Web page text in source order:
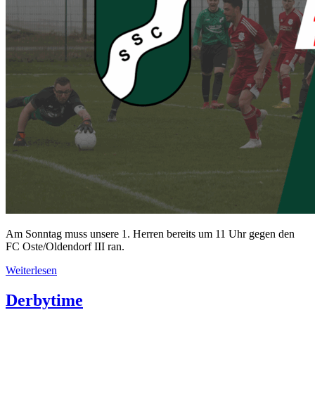
Am Sonntag muss unsere 1. Herren bereits um 11 Uhr gegen den
FC Oste/Oldendorf III ran.
Weiterlesen
Derbytime